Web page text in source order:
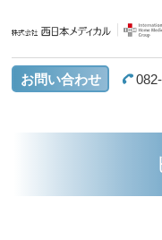
お問い合わせ